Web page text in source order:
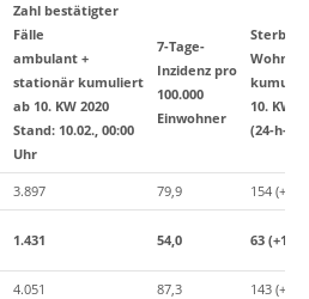
Zahl bestätigter
Fälle
ambulant +
stationär kumuliert
ab 10. KW 2020
Stand: 10.02., 00:00
Uhr
7-Tage-
Inzidenz pro
100.000
Einwohner
10. KW
(24-h-
3.897 79,9 154 (+0)
1.431 54,0 63 (+1)
4.051 87,3 143 (+3)